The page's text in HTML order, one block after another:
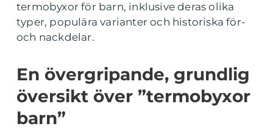
termobyxor för barn, inklusive deras olika
typer, populära varianter och historiska för-
och nackdelar.
En övergripande, grundlig
översikt över ”termobyxor
barn”